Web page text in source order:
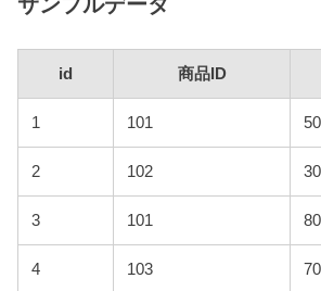
id 商品ID
1 101
2 102
3 101
4 103